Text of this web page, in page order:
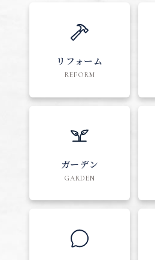
リフォーム
REFORM
ガーデン
GARDEN